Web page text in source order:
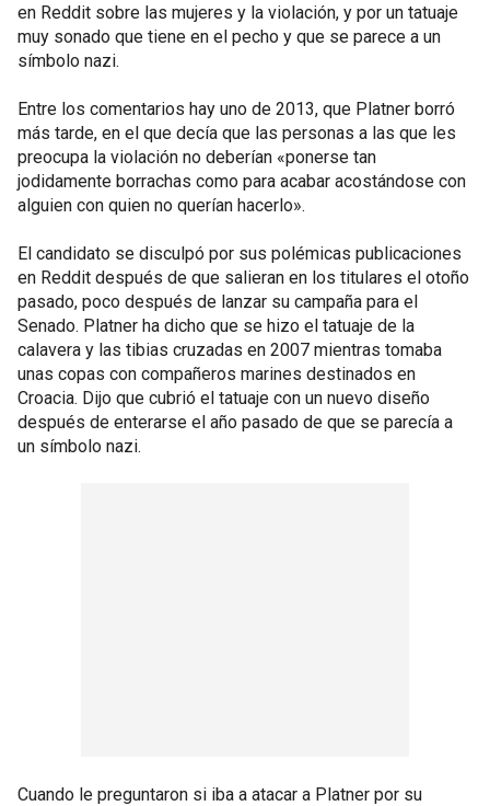
en Reddit sobre las mujeres y la violación, y por un tatuaje
muy sonado que tiene en el pecho y que se parece a un
símbolo nazi.
Entre los comentarios hay uno de 2013, que Platner borró
más tarde, en el que decía que las personas a las que les
preocupa la violación no deberían «ponerse tan
jodidamente borrachas como para acabar acostándose con
alguien con quien no querían hacerlo».
El candidato se disculpó por sus polémicas publicaciones
en Reddit después de que salieran en los titulares el otoño
pasado, poco después de lanzar su campaña para el
Senado. Platner ha dicho que se hizo el tatuaje de la
calavera y las tibias cruzadas en 2007 mientras tomaba
unas copas con compañeros marines destinados en
Croacia. Dijo que cubrió el tatuaje con un nuevo diseño
después de enterarse el año pasado de que se parecía a
un símbolo nazi.
Cuando le preguntaron si iba a atacar a Platner por su